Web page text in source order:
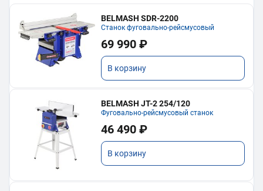
BELMASH SDR-2200
Станок фуговально-рейсмусовый
69 990 ₽
В корзину
BELMASH JT-2 254/120
Фуговально-рейсмусовый станок
46 490 ₽
В корзину